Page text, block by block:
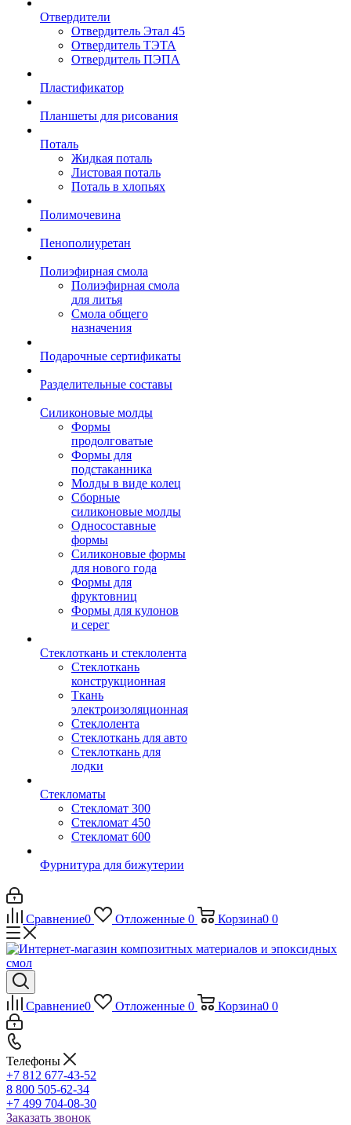
Отвердители
Отвердитель Этал 45
Отвердитель ТЭТА
Отвердитель ПЭПА
Пластификатор
Планшеты для рисования
Поталь
Жидкая поталь
Листовая поталь
Поталь в хлопьях
Полимочевина
Пенополиуретан
Полиэфирная смола
Полиэфирная смола
для литья
Смола общего
назначения
Подарочные сертификаты
Разделительные составы
Силиконовые молды
Формы
продолговатые
Формы для
подстаканника
Молды в виде колец
Сборные
силиконовые молды
Односоставные
формы
Силиконовые формы
для нового года
Формы для
фруктовниц
Формы для кулонов
и серег
Стеклоткань и стеклолента
Стеклоткань
конструкционная
Ткань
электроизоляционная
Стеклолента
Стеклоткань для авто
Стеклоткань для
лодки
Стекломаты
Стекломат 300
Стекломат 450
Стекломат 600
Фурнитура для бижутерии
Сравнение0 Отложенные 0 Корзина0 0
Сравнение0 Отложенные 0 Корзина0 0
Телефоны
+7 812 677-43-52
8 800 505-62-34
+7 499 704-08-30
Заказать звонок